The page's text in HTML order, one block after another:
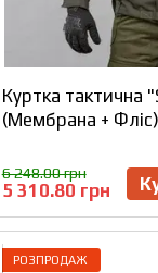
Куртка тактична
(Мембрана + Фліс)
6 248.00 грн
5 310.80 грн
РОЗПРОДАЖ